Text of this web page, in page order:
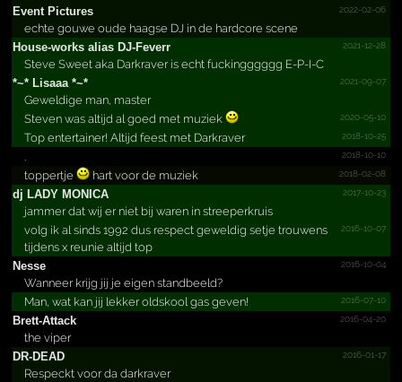
Event Pictures
2022-02-06
echte gouwe oude haagse DJ in de hardcore scene
House-works alias DJ-Feverr
2021-12-28
Steve Sweet aka Darkraver is echt fuckingggggg E-P-I-C
*­~*­ Lisaaa *­~*­
2021-09-07
Geweldige man, master
2020-05-10
Steven was altijd al goed met muziek
2018-10-25
Top entertainer! Altijd feest met Darkraver
2018-10-10
2018-02-08
toppertje
hart voor de muziek
dj LADY MONICA
2017-10-23
jammer dat wij er niet bij waren in streeperkruis
2016-10-07
volg ik al sinds 1992 dus respect geweldig setje trouwens
tijdens x reunie altijd top
Nesse
2016-10-04
Wanneer krijg jij je eigen standbeeld?
2016-07-10
Man, wat kan jij lekker oldskool gas geven!
Brett-Attack
2016-04-20
the viper
DR-DEAD
2016-01-17
Respeckt voor da darkraver